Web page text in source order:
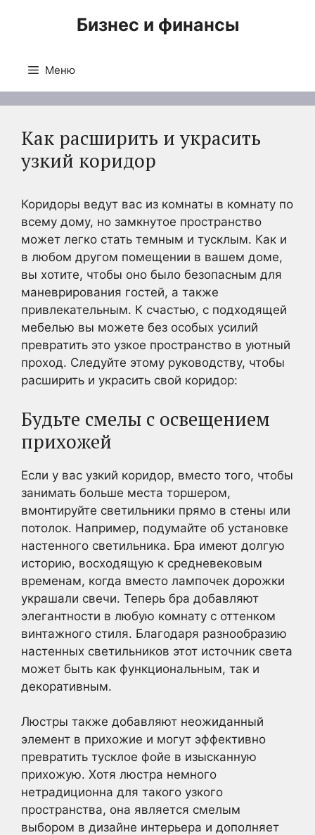
Бизнес и финансы
Меню
Как расширить и украсить
узкий коридор
Коридоры ведут вас из комнаты в комнату по
всему дому, но замкнутое пространство
может легко стать темным и тусклым. Как и
в любом другом помещении в вашем доме,
вы хотите, чтобы оно было безопасным для
маневрирования гостей, а также
привлекательным. К счастью, с подходящей
мебелью вы можете без особых усилий
превратить это узкое пространство в уютный
проход. Следуйте этому руководству, чтобы
расширить и украсить свой коридор:
Будьте смелы с освещением
прихожей
Если у вас узкий коридор, вместо того, чтобы
занимать больше места торшером,
вмонтируйте светильники прямо в стены или
потолок. Например, подумайте об установке
настенного светильника. Бра имеют долгую
историю, восходящую к средневековым
временам, когда вместо лампочек дорожки
украшали свечи. Теперь бра добавляют
элегантности в любую комнату с оттенком
винтажного стиля. Благодаря разнообразию
настенных светильников этот источник света
может быть как функциональным, так и
декоративным.
Люстры также добавляют неожиданный
элемент в прихожие и могут эффективно
превратить тусклое фойе в изысканную
прихожую. Хотя люстра немного
нетрадиционна для такого узкого
пространства, она является смелым
выбором в дизайне интерьера и дополняет